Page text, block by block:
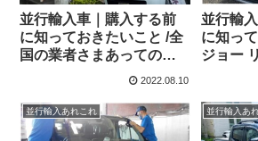
並行輸入車｜購入する前
に知っておきたいこと /全
国の業者さまあってのウ
ィズトレーディングで
フランセさま
2022.08.10
並行輸
に知っ
ジョー
ロング
並行輸入あれこれ 並行輸入あ